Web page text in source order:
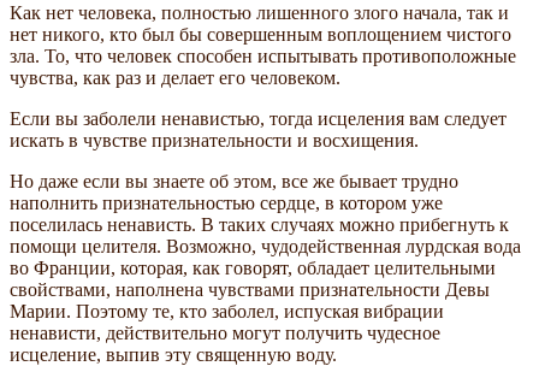
Как нет человека, полностью лишенного злого начала, так и
нет никого, кто был бы совершенным воплощением чистого
зла. То, что человек способен испытывать противоположные
чувства, как раз и делает его человеком.
Если вы заболели ненавистью, тогда исцеления вам следует
искать в чувстве признательности и восхищения.
Но даже если вы знаете об этом, все же бывает трудно
наполнить признательностью сердце, в котором уже
поселилась ненависть. В таких случаях можно прибегнуть к
помощи целителя. Возможно, чудодейственная лурдская вода
во Франции, которая, как говорят, обладает целительными
свойствами, наполнена чувствами признательности Девы
Марии. Поэтому те, кто заболел, испуская вибрации
ненависти, действительно могут получить чудесное
исцеление, выпив эту священную воду.